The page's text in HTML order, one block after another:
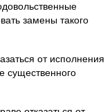
замены такого
от исполнения
существенного